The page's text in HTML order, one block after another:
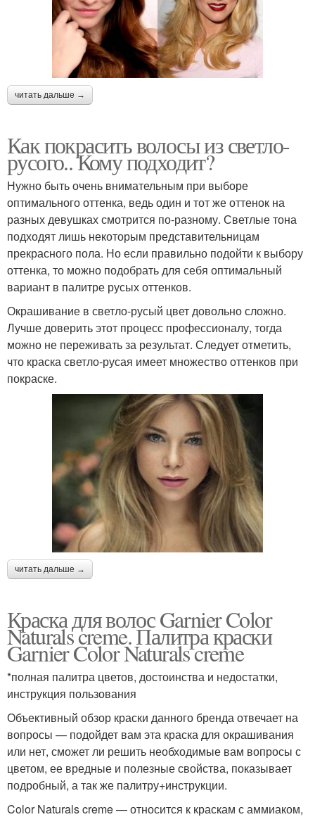
читать дальше →
Как покрасить волосы из светло-
русого.. Кому подходит?
Нужно быть очень внимательным при выборе
оптимального оттенка, ведь один и тот же оттенок на
разных девушках смотрится по-разному. Светлые тона
подходят лишь некоторым представительницам
прекрасного пола. Но если правильно подойти к выбору
оттенка, то можно подобрать для себя оптимальный
вариант в палитре русых оттенков.
Окрашивание в светло-русый цвет довольно сложно.
Лучше доверить этот процесс профессионалу, тогда
можно не переживать за результат. Следует отметить,
что краска светло-русая имеет множество оттенков при
покраске.
читать дальше →
Краска для волос Garnier Color
Naturals creme. Палитра краски
Garnier Color Naturals creme
*полная палитра цветов, достоинства и недостатки,
инструкция пользования
Объективный обзор краски данного бренда отвечает на
вопросы — подойдет вам эта краска для окрашивания
или нет, сможет ли решить необходимые вам вопросы с
цветом, ее вредные и полезные свойства, показывает
подробный, а так же палитру+инструкции.
Color Naturals creme — относится к краскам с аммиаком,